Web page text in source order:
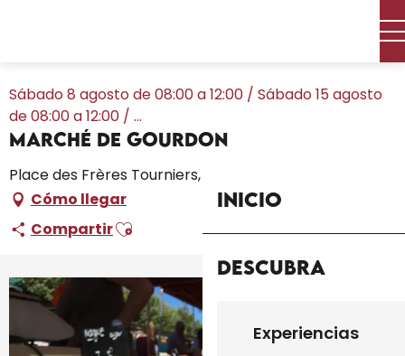
Inicio
Descubra
Experiencias
Sábado 8 agosto de 08:00 a 12:00 / Sábado 15 agosto
de 08:00 a 12:00 / ...
Marché de Gourdon
Place des Frères Tourniers, 46300 Gourdon
Cómo llegar
CompartirAjouter aux favoris